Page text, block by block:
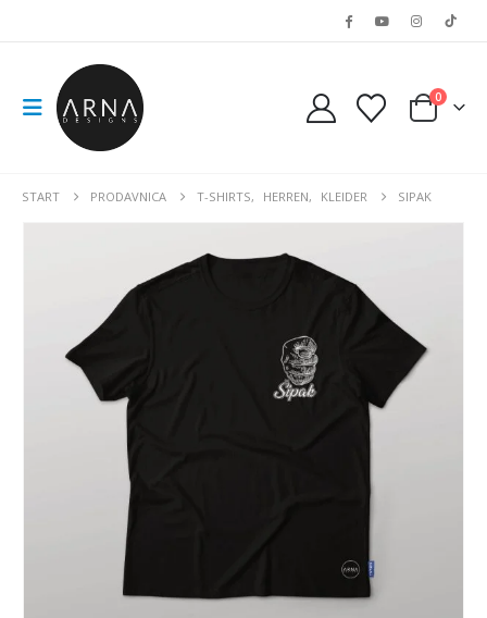
0
START PRODAVNICA T-SHIRTS, HERREN, KLEIDER SIPAK